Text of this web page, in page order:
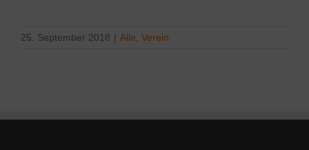
25. September 2018 | Alle Verein